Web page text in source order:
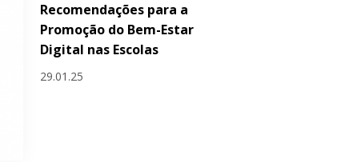
Recomendações para a
Promoção do Bem-Estar
Digital nas Escolas
29.01.25